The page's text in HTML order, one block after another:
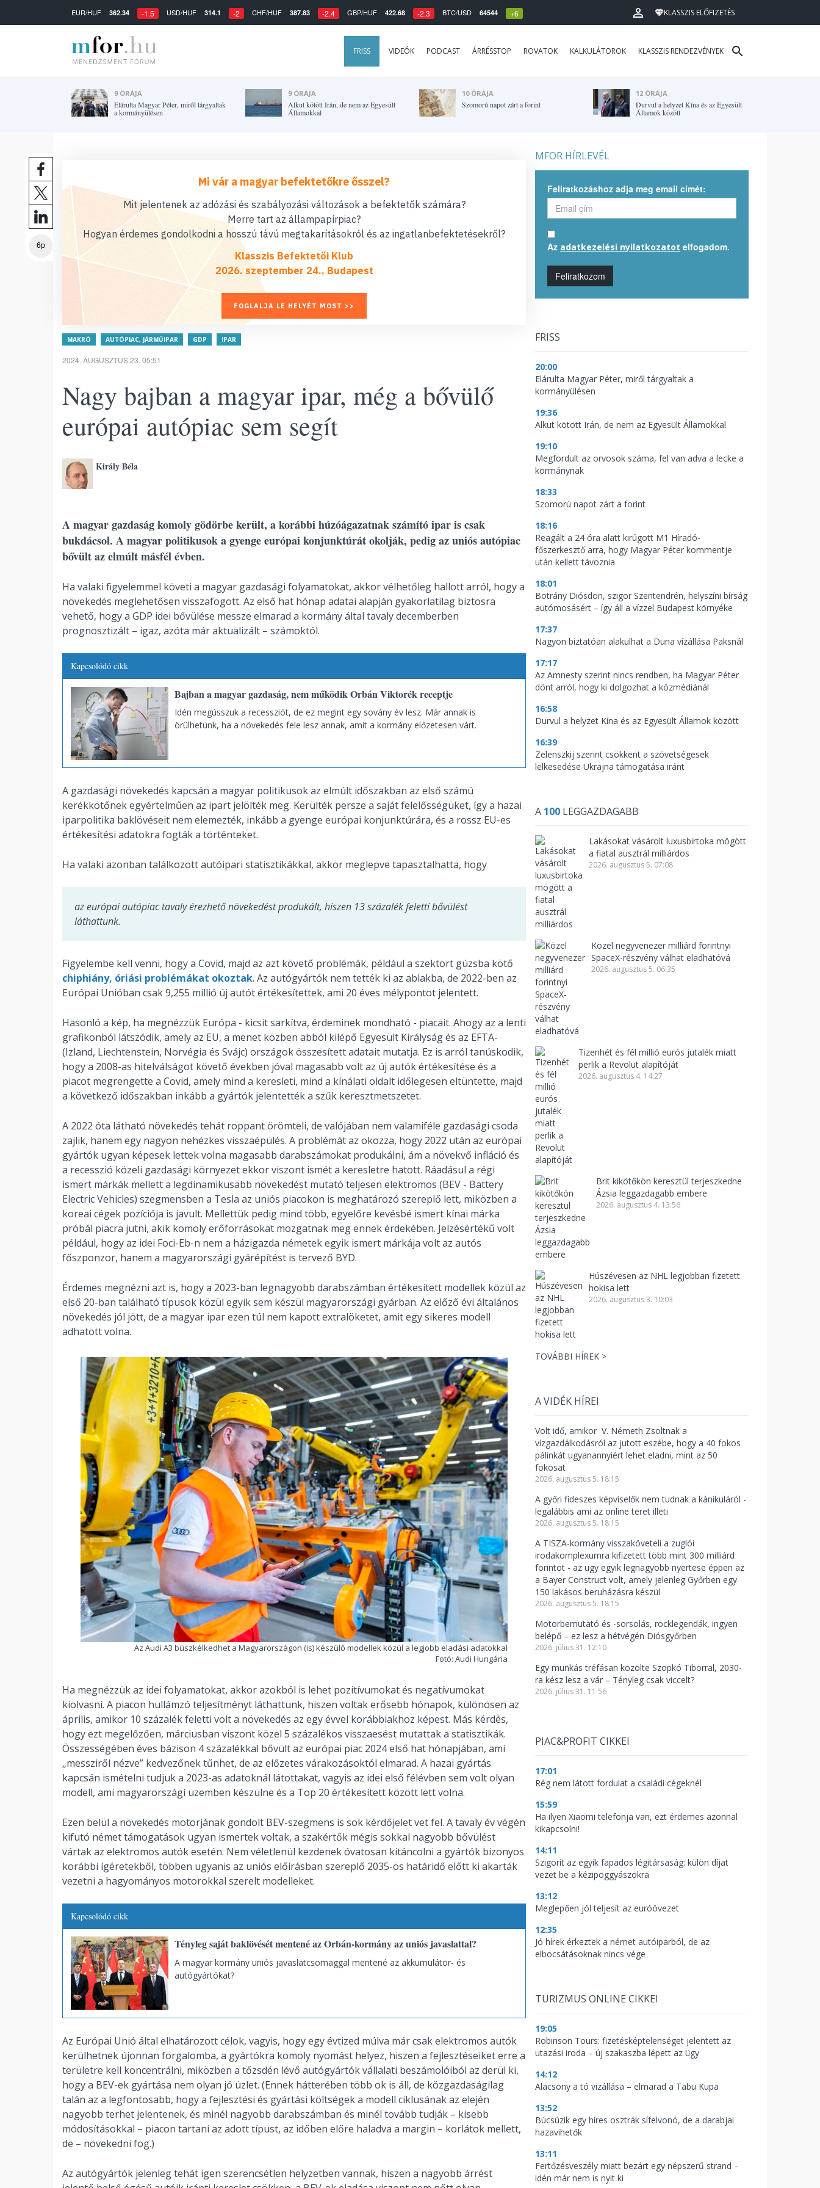
EUR/HUF 362.34 -1.5 USD/HUF 314.1 -2 CHF/HUF 387.83 -2.4 GBP/HUF 422.68 -2.3 BTC/USD 64544 +6 KLASSZIS ELŐFIZETÉS
FRISS VIDEÓK PODCAST ÁRRÉSSTOP ROVATOK KALKULÁTOROK KLASSZIS RENDEZVÉNYEK
9 ÓRÁJA
Elárulta Magyar Péter, miről tárgyaltak
a kormányülésen
9 ÓRÁJA
Alkut kötött Irán, de nem az Egyesült
Államokkal
10 ÓRÁJA
Szomorú napot zárt a forint
12 ÓRÁJA
Durvul a helyzet Kína és az Egyesült
Államok között
6p
Mi vár a magyar befektetőkre ősszel?
Mit jelentenek az adózási és szabályozási változások a befektetők számára?
Merre tart az állampapírpiac?
Hogyan érdemes gondolkodni a hosszú távú megtakarításokról és az ingatlanbefektetésekről?
Klasszis Befektetői Klub
2026. szeptember 24., Budapest
FOGLALJA LE HELYÉT MOST >>
MAKRÓ AUTÓPIAC, JÁRMŰIPAR GDP IPAR
2024. AUGUSZTUS 23. 05:51
Nagy bajban a magyar ipar, még a bővülő
európai autópiac sem segít
Király Béla
A magyar gazdaság komoly gödörbe került, a korábbi húzóágazatnak számító ipar is csak
bukdácsol. A magyar politikusok a gyenge európai konjunktúrát okolják, pedig az uniós autópiac
bővült az elmúlt másfél évben.
Ha valaki figyelemmel követi a magyar gazdasági folyamatokat, akkor vélhetőleg hallott arról, hogy a
növekedés meglehetősen visszafogott. Az első hat hónap adatai alapján gyakorlatilag biztosra
vehető, hogy a GDP idei bővülése messze elmarad a kormány által tavaly decemberben
prognosztizált – igaz, azóta már aktualizált – számoktól.
Kapcsolódó cikk
Bajban a magyar gazdaság, nem működik Orbán Viktorék receptje
Idén megússzuk a recessziót, de ez megint egy sovány év lesz. Már annak is
örülhetünk, ha a növekedés fele lesz annak, amit a kormány előzetesen várt.
A gazdasági növekedés kapcsán a magyar politikusok az elmúlt időszakban az első számú
kerékkötőnek egyértelműen az ipart jelölték meg. Kerülték persze a saját felelősségüket, így a hazai
iparpolitika baklövéseit nem elemezték, inkább a gyenge európai konjunktúrára, és a rossz EU-es
értékesítési adatokra fogták a történteket.
Ha valaki azonban találkozott autóipari statisztikákkal, akkor meglepve tapasztalhatta, hogy
az európai autópiac tavaly érezhető növekedést produkált, hiszen 13 százalék feletti bővülést
láthattunk.
Figyelembe kell venni, hogy a Covid, majd az azt követő problémák, például a szektort gúzsba kötő
chiphiány, óriási problémákat okoztak. Az autógyártók nem tették ki az ablakba, de 2022-ben az
Európai Unióban csak 9,255 millió új autót értékesítettek, ami 20 éves mélypontot jelentett.
Hasonló a kép, ha megnézzük Európa - kicsit sarkítva, érdeminek mondható - piacait. Ahogy az a lenti
grafikonból látszódik, amely az EU, a menet közben abból kilépő Egyesült Királyság és az EFTA-
(Izland, Liechtenstein, Norvégia és Svájc) országok összesített adatait mutatja. Ez is arról tanúskodik,
hogy a 2008-as hitelválságot követő években jóval magasabb volt az új autók értékesítése és a
piacot megrengette a Covid, amely mind a keresleti, mind a kínálati oldalt időlegesen eltüntette, majd
a következő időszakban inkább a gyártók jelentették a szűk keresztmetszetet.
A 2022 óta látható növekedés tehát roppant örömteli, de valójában nem valamiféle gazdasági csoda
zajlik, hanem egy nagyon nehézkes visszaépülés. A problémát az okozza, hogy 2022 után az európai
gyártók ugyan képesek lettek volna magasabb darabszámokat produkálni, ám a növekvő infláció és
a recesszió közeli gazdasági környezet ekkor viszont ismét a keresletre hatott. Ráadásul a régi
ismert márkák mellett a legdinamikusabb növekedést mutató teljesen elektromos (BEV - Battery
Electric Vehicles) szegmensben a Tesla az uniós piacokon is meghatározó szereplő lett, miközben a
koreai cégek pozíciója is javult. Mellettük pedig mind több, egyelőre kevésbé ismert kínai márka
próbál piacra jutni, akik komoly erőforrásokat mozgatnak meg ennek érdekében. Jelzésértékű volt
például, hogy az idei Foci-Eb-n nem a házigazda németek egyik ismert márkája volt az autós
főszponzor, hanem a magyarországi gyárépítést is tervező BYD.
Érdemes megnézni azt is, hogy a 2023-ban legnagyobb darabszámban értékesített modellek közül az
első 20-ban található típusok közül egyik sem készül magyarországi gyárban. Az előző évi általános
növekedés jól jött, de a magyar ipar ezen túl nem kapott extralöketet, amit egy sikeres modell
adhatott volna.
Az Audi A3 büszkélkedhet a Magyarországon (is) készülő modellek közül a legjobb eladási adatokkal
Fotó: Audi Hungária
Ha megnézzük az idei folyamatokat, akkor azokból is lehet pozitívumokat és negatívumokat
kiolvasni. A piacon hullámzó teljesítményt láthattunk, hiszen voltak erősebb hónapok, különösen az
április, amikor 10 százalék feletti volt a növekedés az egy évvel korábbiakhoz képest. Más kérdés,
hogy ezt megelőzően, márciusban viszont közel 5 százalékos visszaesést mutattak a statisztikák.
Összességében éves bázison 4 százalékkal bővült az európai piac 2024 első hat hónapjában, ami
„messziről nézve” kedvezőnek tűnhet, de az előzetes várakozásoktól elmarad. A hazai gyártás
kapcsán ismételni tudjuk a 2023-as adatoknál látottakat, vagyis az idei első félévben sem volt olyan
modell, ami magyarországi üzemben készülne és a Top 20 értékesített között lett volna.
Ezen belül a növekedés motorjának gondolt BEV-szegmens is sok kérdőjelet vet fel. A tavaly év végén
kifutó német támogatások ugyan ismertek voltak, a szakértők mégis sokkal nagyobb bővülést
vártak az elektromos autók esetén. Nem véletlenül kezdenek óvatosan kitáncolni a gyártók bizonyos
korábbi ígéretekből, többen ugyanis az uniós előírásban szereplő 2035-ös határidő előtt ki akarták
vezetni a hagyományos motorokkal szerelt modelleket.
Kapcsolódó cikk
Tényleg saját baklövését mentené az Orbán-kormány az uniós javaslattal?
A magyar kormány uniós javaslatcsomaggal mentené az akkumulátor- és
autógyártókat?
Az Európai Unió által elhatározott célok, vagyis, hogy egy évtized múlva már csak elektromos autók
kerülhetnek újonnan forgalomba, a gyártókra komoly nyomást helyez, hiszen a fejlesztéseiket erre a
területre kell koncentrálni, miközben a tőzsdén lévő autógyártók vállalati beszámolóiból az derül ki,
hogy a BEV-ek gyártása nem olyan jó üzlet. (Ennek hátterében több ok is áll, de közgazdaságilag
talán az a legfontosabb, hogy a fejlesztési és gyártási költségek a modell ciklusának az elején
nagyobb terhet jelentenek, és minél nagyobb darabszámban és minél tovább tudják – kisebb
módosításokkal – piacon tartani az adott típust, az időben előre haladva a margin – korlátok mellett,
de – növekedni fog.)
Az autógyártók jelenleg tehát igen szerencsétlen helyzetben vannak, hiszen a nagyobb árrést
MFOR HÍRLEVÉL
Feliratkozáshoz adja meg email címét:
Az adatkezelési nyilatkozatot elfogadom.
Feliratkozom
FRISS
20:00
Elárulta Magyar Péter, miről tárgyaltak a
kormányülésen
19:36
Alkut kötött Irán, de nem az Egyesült Államokkal
19:10
Megfordult az orvosok száma, fel van adva a lecke a
kormánynak
18:33
Szomorú napot zárt a forint
18:16
Reagált a 24 óra alatt kirúgott M1 Híradó-
főszerkesztő arra, hogy Magyar Péter kommentje
után kellett távoznia
18:01
Botrány Diósdon, szigor Szentendrén, helyszíni bírság
autómosásért – így áll a vízzel Budapest környéke
17:37
Nagyon biztatóan alakulhat a Duna vízállása Paksnál
17:17
Az Amnesty szerint nincs rendben, ha Magyar Péter
dönt arról, hogy ki dolgozhat a közmédiánál
16:58
Durvul a helyzet Kína és az Egyesült Államok között
16:39
Zelenszkij szerint csökkent a szövetségesek
lelkesedése Ukrajna támogatása iránt
A 100 LEGGAZDAGABB
Lakásokat vásárolt luxusbirtoka mögött
a fiatal ausztrál milliárdos
2026. augusztus 5. 07:08
Közel negyvenezer milliárd forintnyi
SpaceX-részvény válhat eladhatóvá
2026. augusztus 5. 06:35
Tizenhét és fél millió eurós jutalék miatt
perlik a Revolut alapítóját
2026. augusztus 4. 14:27
Brit kikötőkön keresztül terjeszkedne
Ázsia leggazdagabb embere
2026. augusztus 4. 13:56
Húszévesen az NHL legjobban fizetett
hokisa lett
2026. augusztus 3. 10:03
TOVÁBBI HÍREK >
A VIDÉK HÍREI
Volt idő, amikor V. Németh Zsoltnak a
vízgazdálkodásról az jutott eszébe, hogy a 40 fokos
pálinkát ugyanannyiért lehet eladni, mint az 50
fokosat
2026. augusztus 5. 18:15
A győri fideszes képviselők nem tudnak a kánikuláról -
legalábbis ami az online teret illeti
2026. augusztus 5. 18:15
A TISZA-kormány visszaköveteli a zuglói
irodakomplexumra kifizetett több mint 300 milliárd
forintot - az ügy egyik legnagyobb nyertese éppen az
a Bayer Construct volt, amely jelenleg Győrben egy
150 lakásos beruházásra készül
2026. augusztus 5. 18:15
Motorbemutató és -sorsolás, rocklegendák, ingyen
belépő – ez lesz a hétvégén Diósgyőrben
2026. július 31. 12:10
Egy munkás tréfásan közölte Szopkó Tiborral, 2030-
ra kész lesz a vár – Tényleg csak viccelt?
2026. július 31. 11:56
PIAC&PROFIT CIKKEI
17:01
Rég nem látott fordulat a családi cégeknél
15:59
Ha ilyen Xiaomi telefonja van, ezt érdemes azonnal
kikapcsolni!
14:11
Szigorít az egyik fapados légitársaság: külön díjat
vezet be a kézipoggyászokra
13:12
Meglepően jól teljesít az euróövezet
12:35
Jó hírek érkeztek a német autóiparból, de az
elbocsátásoknak nincs vége
TURIZMUS ONLINE CIKKEI
19:05
Robinson Tours: fizetésképtelenséget jelentett az
utazási iroda – új szakaszba lépett az ügy
14:12
Alacsony a tó vizállása – elmarad a Tabu Kupa
13:52
Búcsúzik egy híres osztrák sífelvonó, de a darabjai
hazavihetők
13:11
Fertőzésveszély miatt bezárt egy népszerű strand –
idén már nem is nyit ki